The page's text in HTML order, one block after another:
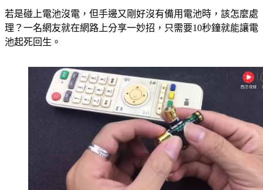
若是碰上電池沒電，但手邊又剛好沒有備用電池時，該怎麼處
理？一名網友就在網路上分享一妙招，只需要10秒鐘就能讓電
池起死回生。